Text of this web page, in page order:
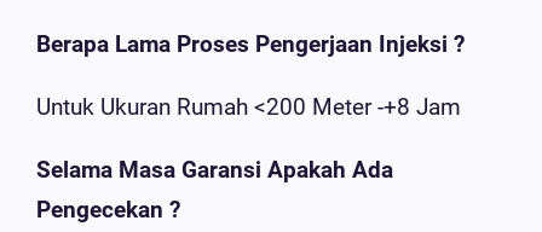
Berapa Lama Proses Pengerjaan Injeksi ?
Untuk Ukuran Rumah <200 Meter -+8 Jam
Selama Masa Garansi Apakah Ada
Pengecekan ?